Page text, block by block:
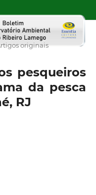
originais
pesqueiros
da pesca
RJ